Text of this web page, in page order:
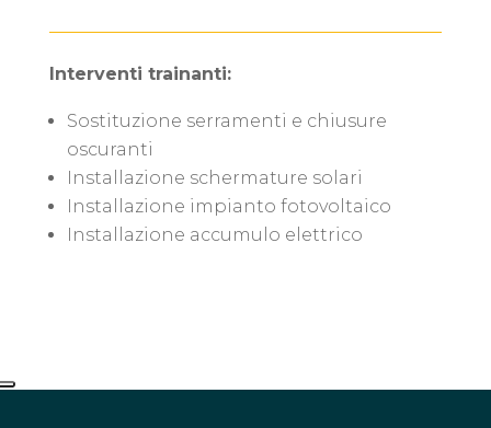
Interventi trainanti:
Sostituzione serramenti e chiusure
oscuranti
Installazione schermature solari
Installazione impianto fotovoltaico
Installazione accumulo elettrico